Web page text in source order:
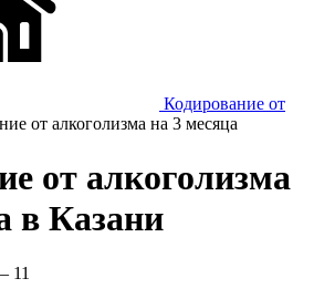
Кодирование от
от алкоголизма на 3 месяца
от алкоголизма
в Казани
11